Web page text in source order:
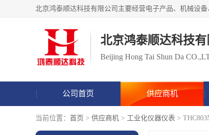
北京鸿泰顺达科技有
Beijing Hong Tai Shun Da
公司首页 供应商机
当前位置： 首页 > 供应商机 > 工业化仪器仪表 >